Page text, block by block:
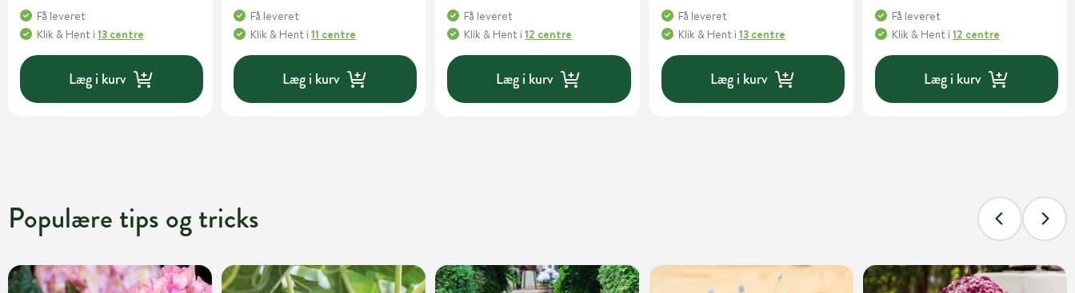
Få leveret
Klik & Hent i 13 centre
Læg i kurv
Få leveret
Klik & Hent i11 centre
Læg i kurv
Få leveret
Klik & Hent i12 centre
Læg i kurv
Få leveret
Klik & Hent i 13 centre
Læg i kurv
Få leveret
Klik & Hent i 12 centre
Læg i kurv
Populære tips og tricks